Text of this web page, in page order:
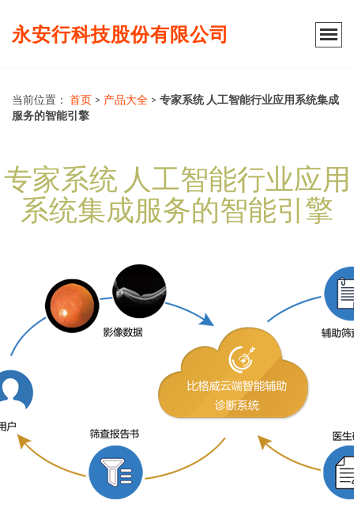
永安行科技股份有限公司
当前位置： 首页 > 产品大全 > 专家系统 人工智能行业应用系统集成
服务的智能引擎
专家系统 人工智能行业应用
系统集成服务的智能引擎